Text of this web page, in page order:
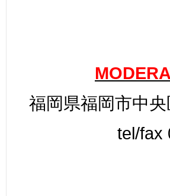
福岡県福岡市中
tel/fax